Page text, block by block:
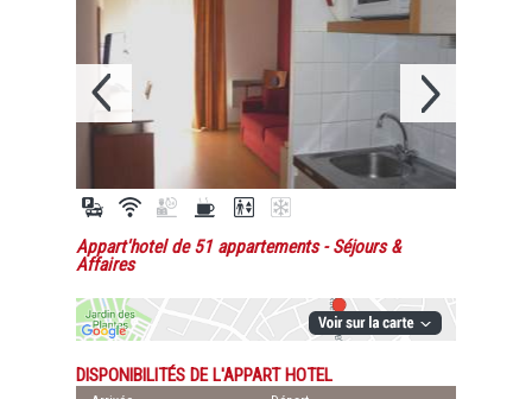
Appart'hotel de 51 appartements- Séjours &
Affaires
DISPONIBILITÉS DE L'APPART HOTEL